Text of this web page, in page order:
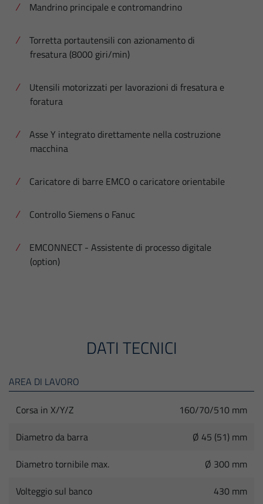
Mandrino principale e contromandrino
Torretta portautensili con azionamento di
fresatura (8000 giri/min)
Utensili motorizzati per lavorazioni di fresatura e
foratura
Asse Y integrato direttamente nella costruzione
macchina
Caricatore di barre EMCO o caricatore orientabile
Controllo Siemens o Fanuc
EMCONNECT - Assistente di processo digitale
(option)
DATI TECNICI
AREA DI LAVORO
Corsa in X/Y/Z
160/70/510 mm
Diametro da barra
Ø 45 (51) mm
Diametro tornibile max.
Ø 300 mm
Volteggio sul banco
430 mm